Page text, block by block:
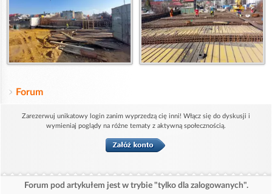
Forum
Zarezerwuj unikatowy login zanim wyprzedzą cię inni! Włącz się do dyskusji i
wymieniaj poglądy na różne tematy z aktywną społecznością.
Forum pod artykułem jest w trybie "tylko dla zalogowanych".